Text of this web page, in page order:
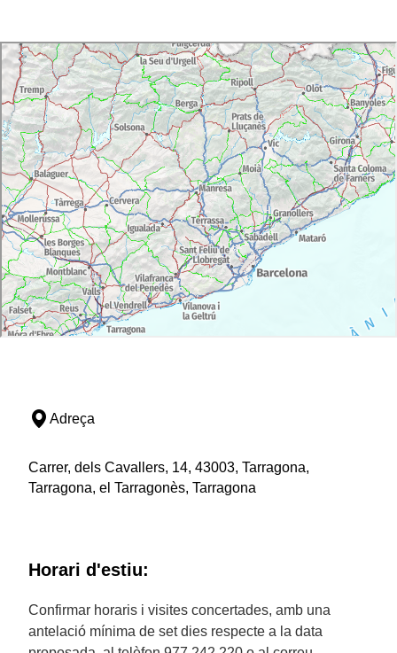
Adreça
Carrer, dels Cavallers, 14, 43003, Tarragona,
Tarragona, el Tarragonès, Tarragona
Horari d'estiu:
Confirmar horaris i visites concertades, amb una
antelació mínima de set dies respecte a la data